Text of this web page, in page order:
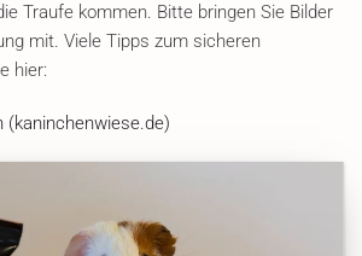
Traufe kommen. Bitte bringen Sie Bilder
mit. Viele Tipps zum sicheren
hier:
(kaninchenwiese.de)